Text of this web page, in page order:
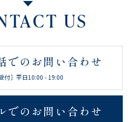
US
でのお問い合わせ
受付］平日10:00 - 19:00
でのお問い合わせ